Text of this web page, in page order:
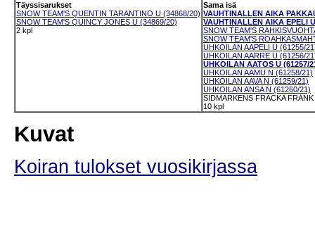
Täyssisarukset
SNOW TEAM'S QUENTIN TARANTINO U (34868/20)
SNOW TEAM'S QUINCY JONES U (34869/20)
2 kpl
Sama isä
VAUHTINALLEN AIKA
VAUHTINALLEN AIKA EPELI
SNOW TEAM'S
SNOW TEAM'S
UHKOILAN AAPELI U (61255/
UHKOILAN AARRE U (61256/
UHKOILAN AATOS U (61257/
UHKOILAN AAMU N (61258/21)
UHKOILAN AAVA N (61259/21)
UHKOILAN ANSA N (61260/21)
SIDMARKENS FRÄCKA
10 kpl
Kuvat
Koiran tulokset vuosikirjassa